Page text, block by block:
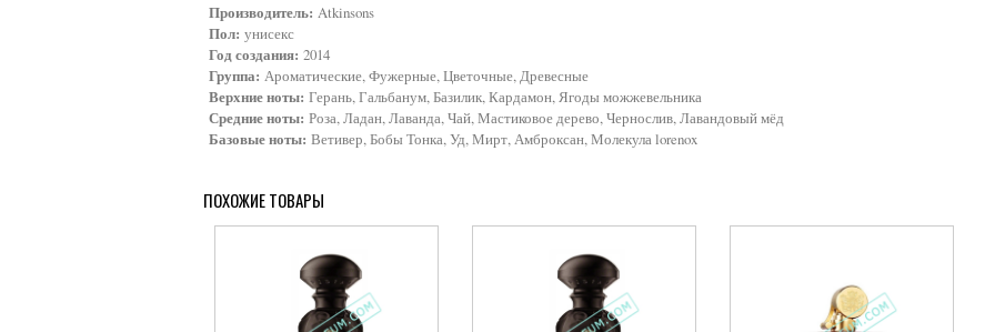
Производитель: Atkinsons
Пол: унисекс
Год создания: 2014
Группа: Ароматические, Фужерные, Цветочные, Древесные
Верхние ноты: Герань, Гальбанум, Базилик, Кардамон, Ягоды можжевельника
Средние ноты: Роза, Ладан, Лаванда, Чай, Мастиковое дерево, Чернослив, Лавандовый мёд
Базовые ноты: Ветивер, Бобы Тонка, Уд, Мирт, Амброксан, Молекула lorenox
ПОХОЖИЕ ТОВАРЫ